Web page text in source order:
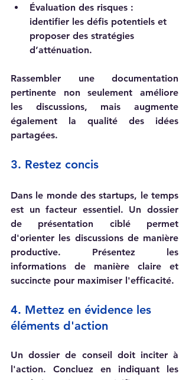
Évaluation des risques :
identifier les défis potentiels et
proposer des stratégies
d’atténuation.
Rassembler une documentation
pertinente non seulement améliore
les discussions, mais augmente
également la qualité des idées
partagées.
3. Restez concis
Dans le monde des startups, le temps
est un facteur essentiel. Un dossier
de présentation ciblé permet
d'orienter les discussions de manière
productive. Présentez les
informations de manière claire et
succincte pour maximiser l'efficacité.
4. Mettez en évidence les
éléments d'action
Un dossier de conseil doit inciter à
l'action. Concluez en indiquant les